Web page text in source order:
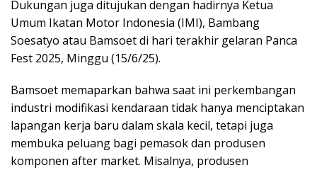
Dukungan juga ditujukan dengan hadirnya Ketua
Umum Ikatan Motor Indonesia (IMI), Bambang
Soesatyo atau Bamsoet di hari terakhir gelaran Panca
Fest 2025, Minggu (15/6/25).
Bamsoet memaparkan bahwa saat ini perkembangan
industri modifikasi kendaraan tidak hanya menciptakan
lapangan kerja baru dalam skala kecil, tetapi juga
membuka peluang bagi pemasok dan produsen
komponen after market. Misalnya, produsen